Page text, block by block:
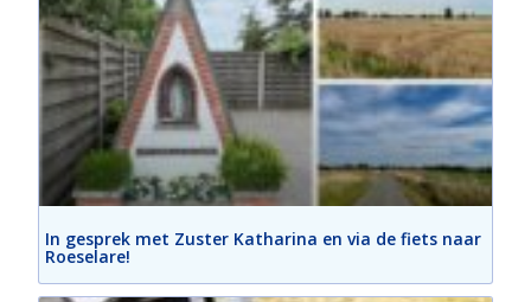
In gesprek met Zuster Katharina en via de fiets naar
Roeselare!